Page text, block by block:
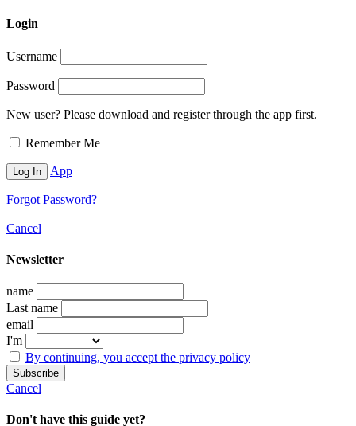
Login
Username
Password
New user? Please download and register through the app first.
Remember Me
App
Forgot Password?
Cancel
Newsletter
name
Last name
email
I'm
By continuing, you accept the privacy policy
Cancel
Don't have this guide yet?